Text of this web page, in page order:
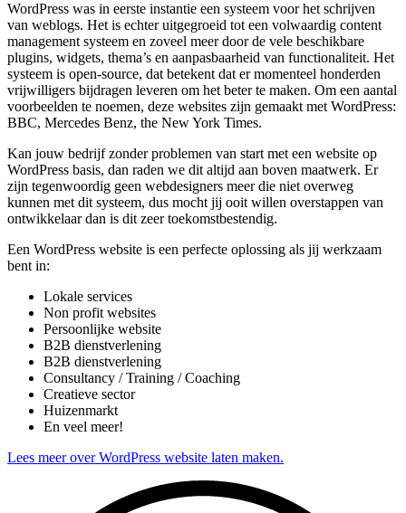
WordPress was in eerste instantie een systeem voor het schrijven
van weblogs. Het is echter uitgegroeid tot een volwaardig content
management systeem en zoveel meer door de vele beschikbare
plugins, widgets, thema’s en aanpasbaarheid van functionaliteit. Het
systeem is open-source, dat betekent dat er momenteel honderden
vrijwilligers bijdragen leveren om het beter te maken. Om een aantal
voorbeelden te noemen, deze websites zijn gemaakt met WordPress:
BBC, Mercedes Benz, the New York Times.
Kan jouw bedrijf zonder problemen van start met een website op
WordPress basis, dan raden we dit altijd aan boven maatwerk. Er
zijn tegenwoordig geen webdesigners meer die niet overweg
kunnen met dit systeem, dus mocht jij ooit willen overstappen van
ontwikkelaar dan is dit zeer toekomstbestendig.
Een WordPress website is een perfecte oplossing als jij werkzaam
bent in:
Lokale services
Non profit websites
Persoonlijke website
B2B dienstverlening
B2B dienstverlening
Consultancy / Training / Coaching
Creatieve sector
Huizenmarkt
En veel meer!
Lees meer over WordPress website laten maken.